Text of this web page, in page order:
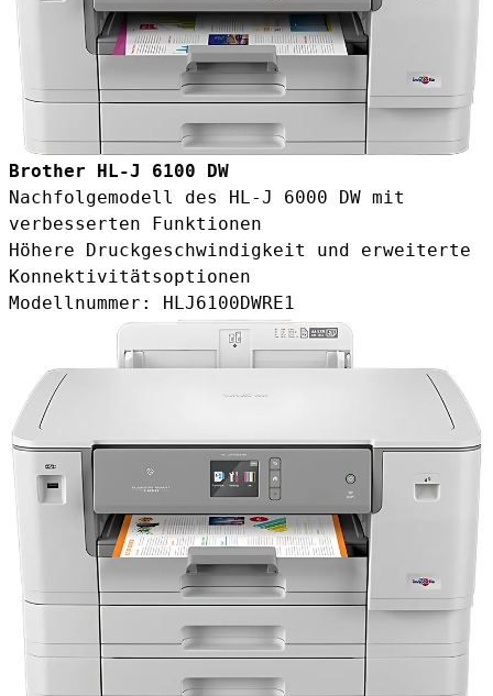
Brother HL-J 6100 DW
Nachfolgemodell des HL-J 6000 DW mit
verbesserten Funktionen
Höhere Druckgeschwindigkeit und erweiterte
Konnektivitäts­optionen
Modellnummer: HLJ6100DWRE1